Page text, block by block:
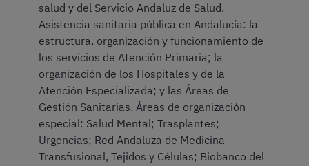
salud y del Servicio Andaluz de Salud.
Asistencia sanitaria pública en Andalucía: la
estructura, organización y funcionamiento de
los servicios de Atención Primaria; la
organización de los Hospitales y de la
Atención Especializada; y las Áreas de
Gestión Sanitarias. Áreas de organización
especial: Salud Mental; Trasplantes;
Urgencias; Red Andaluza de Medicina
Transfusional, Tejidos y Células; Biobanco del